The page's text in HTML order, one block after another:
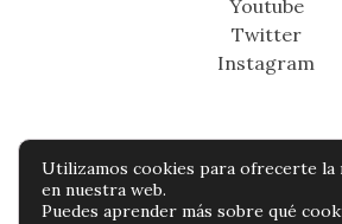
Youtube
Twitter
Instagram
Copyright © Todos os direitos
Utilizamos cookies para ofrecerte la
en nuestra web.
Puedes aprender más sobre qué